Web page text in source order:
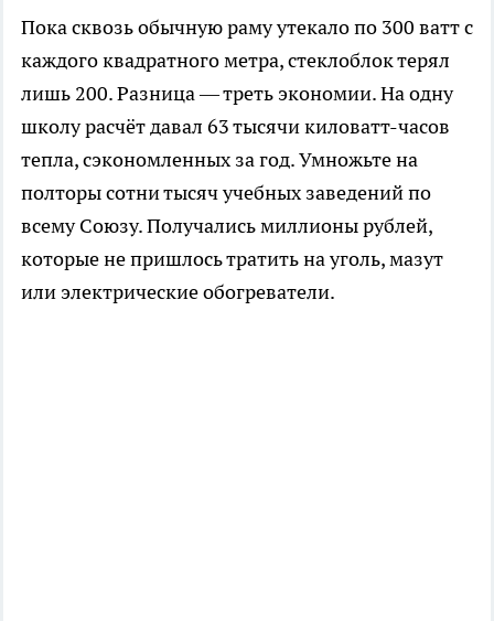
Пока сквозь обычную раму утекало по 300 ватт с
каждого квадратного метра, стеклоблок терял
лишь 200. Разница — треть экономии. На одну
школу расчёт давал 63 тысячи киловатт-часов
тепла, сэкономленных за год. Умножьте на
полторы сотни тысяч учебных заведений по
всему Союзу. Получались миллионы рублей,
которые не пришлось тратить на уголь, мазут
или электрические обогреватели.